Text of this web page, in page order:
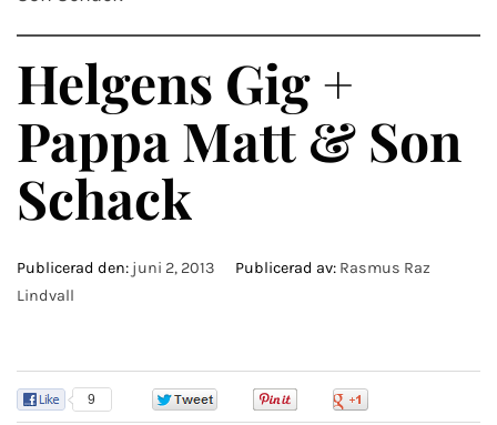
Helgens Gig +
Pappa Matt & Son
Schack
Publicerad den: juni 2, 2013 Publicerad av: Rasmus Raz
Lindvall
9